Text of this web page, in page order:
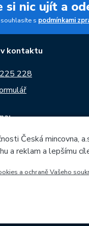
si nic ujít a
s podmínkami
kontaktu
228
Česká mincovna,
a reklam a lepšímu
a ochraně Vašeho